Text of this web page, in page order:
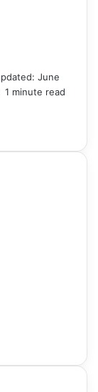
June
1 minute read